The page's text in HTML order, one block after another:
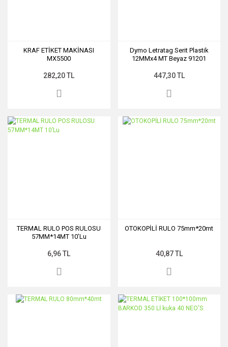
KRAF ETİKET MAKİNASI
MX5500
282,20 TL
Dymo Letratag Serit Plastik
12MMx4 MT Beyaz 91201
447,30 TL
TERMAL RULO POS RULOSU
57MM*14MT 10’Lu
6,96 TL
OTOKOPİLİ RULO 75mm*20mt
40,87 TL